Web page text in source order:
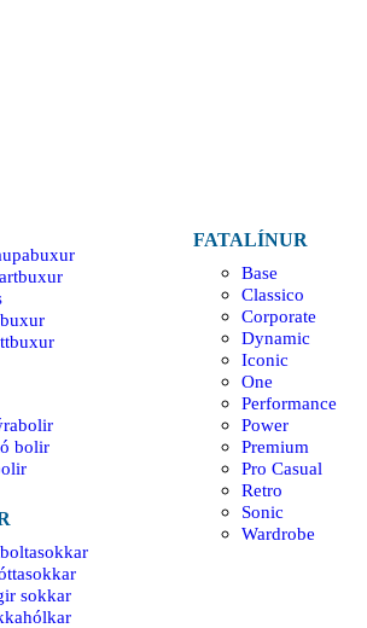
bolir
sokkar
FATALÍNUR
Base
Classico
Corporate
Dynamic
Iconic
One
Performance
Power
Premium
Pro Casual
Retro
Sonic
Wardrobe